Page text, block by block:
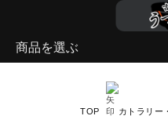
商品を選ぶ
TOP カトラリー